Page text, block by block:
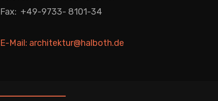
Fax: +49-9733- 8101-34
E-Mail: architektur@halboth.de